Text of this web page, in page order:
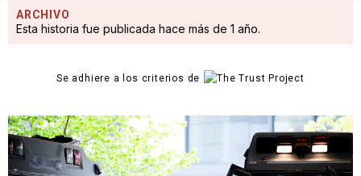
ARCHIVO
Esta historia fue publicada hace más de 1 año.
Se adhiere a los criterios de